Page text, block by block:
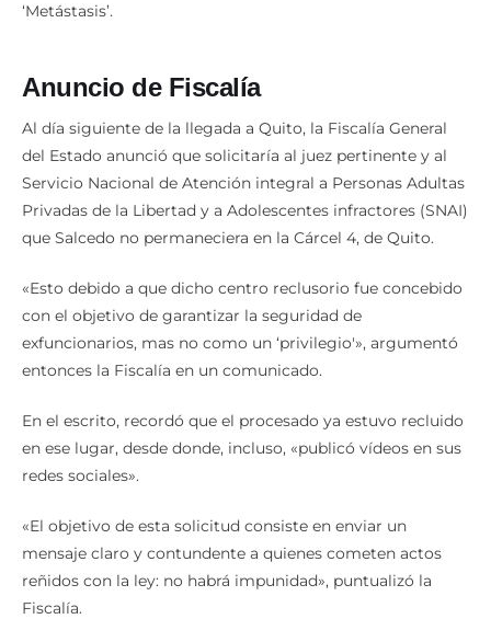
‘Metástasis’.
Anuncio de Fiscalía
Al día siguiente de la llegada a Quito, la Fiscalía General
del Estado anunció que solicitaría al juez pertinente y al
Servicio Nacional de Atención integral a Personas Adultas
Privadas de la Libertad y a Adolescentes infractores (SNAI)
que Salcedo no permaneciera en la Cárcel 4, de Quito.
«Esto debido a que dicho centro reclusorio fue concebido
con el objetivo de garantizar la seguridad de
exfuncionarios, mas no como un ‘privilegio'», argumentó
entonces la Fiscalía en un comunicado.
En el escrito, recordó que el procesado ya estuvo recluido
en ese lugar, desde donde, incluso, «publicó vídeos en sus
redes sociales».
«El objetivo de esta solicitud consiste en enviar un
mensaje claro y contundente a quienes cometen actos
reñidos con la ley: no habrá impunidad», puntualizó la
Fiscalía.